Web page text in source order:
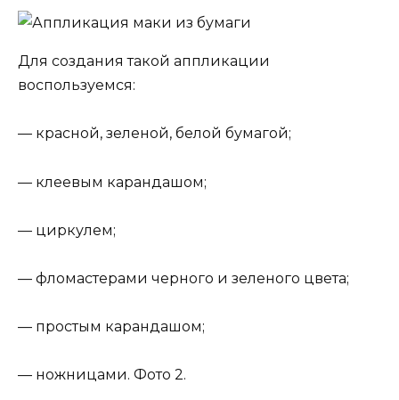
Для создания такой аппликации
воспользуемся:
— красной, зеленой, белой бумагой;
— клеевым карандашом;
— циркулем;
— фломастерами черного и зеленого цвета;
— простым карандашом;
— ножницами. Фото 2.